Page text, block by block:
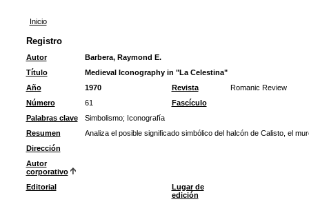
Inicio
Registro
Autor
Barbera, Raymond E.
Título
Medieval Iconography in "La Celestina"
Año
1970 Revista
Romanic Review
Número
61
Fascículo
Palabras clave
Simbolismo; Iconografía
Resumen
Analiza el posible significado simbólico del halcón de Calisto, el
Dirección
Autor
corporativo
Editorial
Lugar de
edición